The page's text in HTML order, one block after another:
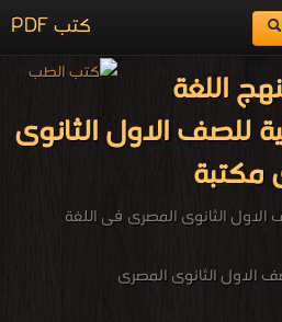
كتب PDF
اللغة
للصف الاول الثانوى
مكتبة
الثانوى المصرى فى اللغة
الاول الثانوى المصرى